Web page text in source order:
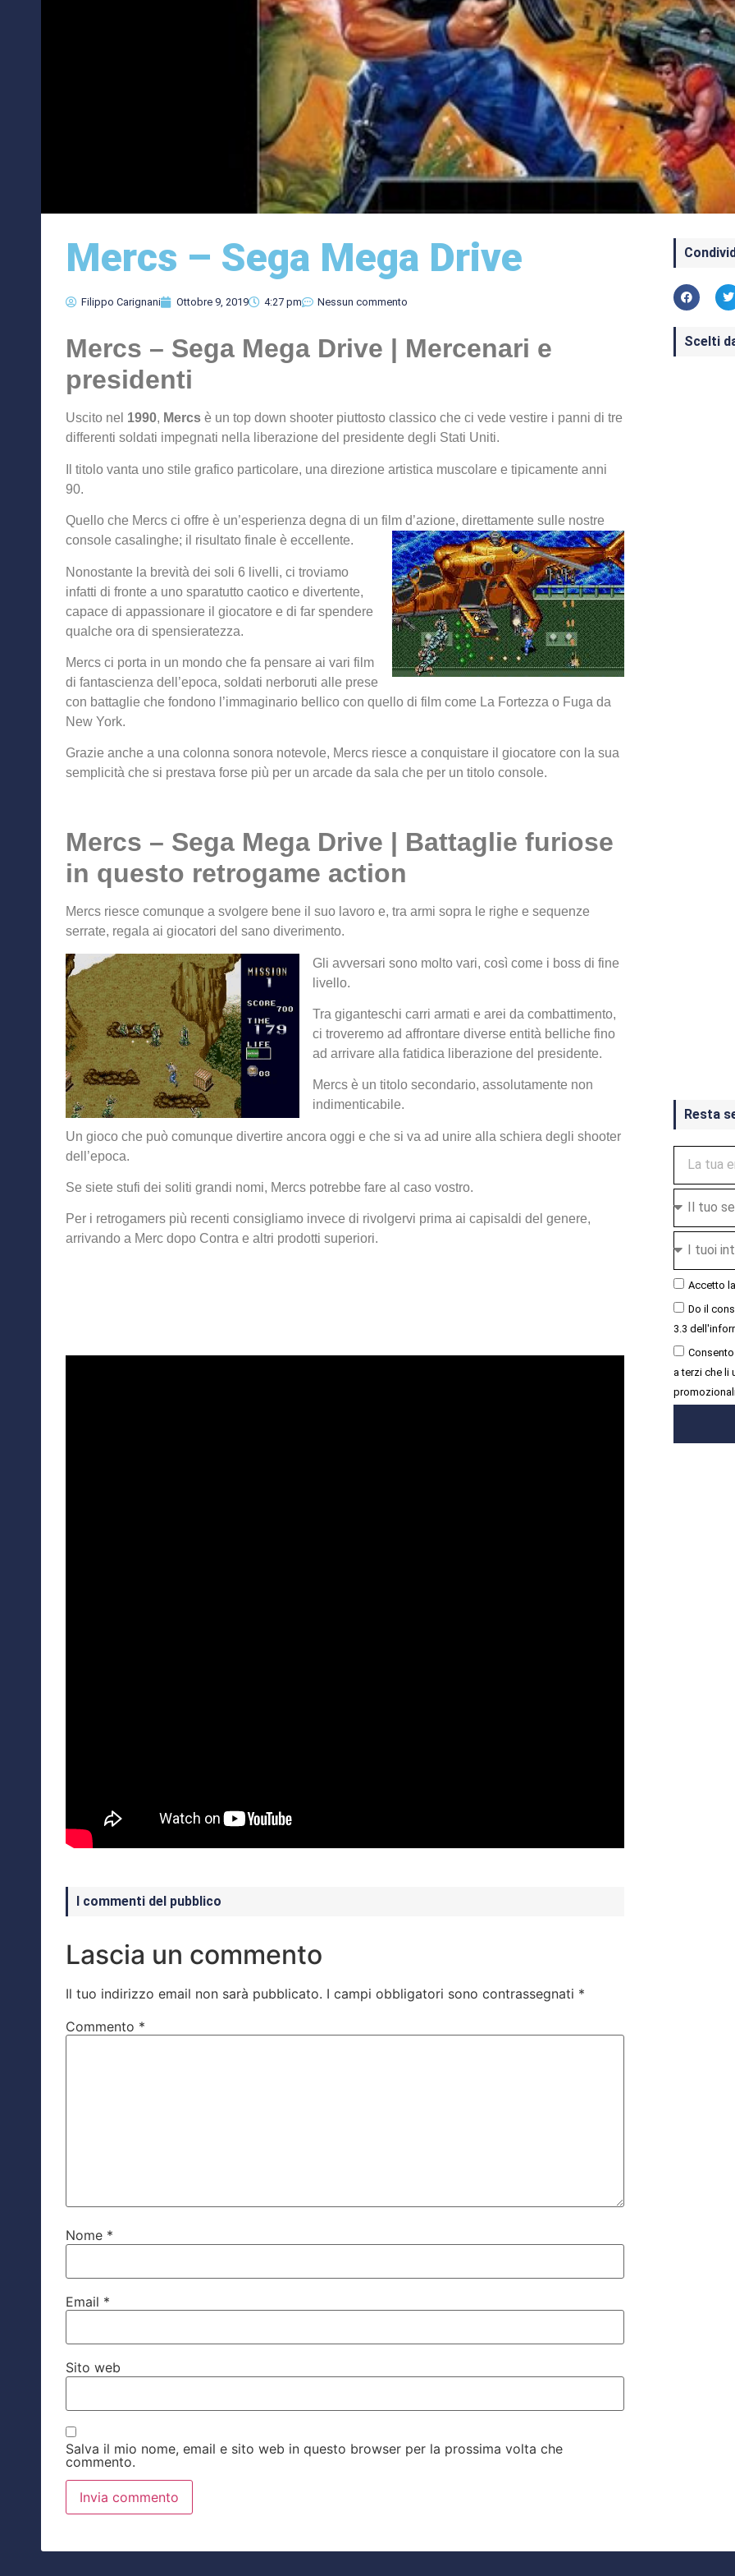
Mercs – Sega Mega Drive
Filippo Carignani Ottobre 9, 2019 4:27 pm Nessun commento
Mercs – Sega Mega Drive | Mercenari e
presidenti
Uscito nel 1990, Mercs è un top down shooter piuttosto classico che ci vede vestire i panni di tre
differenti soldati impegnati nella liberazione del presidente degli Stati Uniti.
Il titolo vanta uno stile grafico particolare, una direzione artistica muscolare e tipicamente anni
90.
Quello che Mercs ci offre è un’esperienza degna di un film d’azione, direttamente sulle nostre
console casalinghe; il risultato finale è eccellente.
Nonostante la brevità dei soli 6 livelli, ci troviamo
infatti di fronte a uno sparatutto caotico e divertente,
capace di appassionare il giocatore e di far spendere
qualche ora di spensieratezza.
Mercs ci porta in un mondo che fa pensare ai vari film
di fantascienza dell’epoca, soldati nerboruti alle prese
con battaglie che fondono l’immaginario bellico con quello di film come La Fortezza o Fuga da
New York.
Grazie anche a una colonna sonora notevole, Mercs riesce a conquistare il giocatore con la sua
semplicità che si prestava forse più per un arcade da sala che per un titolo console.
Mercs – Sega Mega Drive | Battaglie furiose
in questo retrogame action
Mercs riesce comunque a svolgere bene il suo lavoro e, tra armi sopra le righe e sequenze
serrate, regala ai giocatori del sano diverimento.
Gli avversari sono molto vari, così come i boss di fine
livello.
Tra giganteschi carri armati e arei da combattimento,
ci troveremo ad affrontare diverse entità belliche fino
ad arrivare alla fatidica liberazione del presidente.
Mercs è un titolo secondario, assolutamente non
indimenticabile.
Un gioco che può comunque divertire ancora oggi e che si va ad unire alla schiera degli shooter
dell’epoca.
Se siete stufi dei soliti grandi nomi, Mercs potrebbe fare al caso vostro.
Per i retrogamers più recenti consigliamo invece di rivolgervi prima ai capisaldi del genere,
arrivando a Merc dopo Contra e altri prodotti superiori.
I commenti del pubblico
Lascia un commento
Il tuo indirizzo email non sarà pubblicato. I campi obbligatori sono contrassegnati *
Commento *
Nome *
Email *
Sito web
Salva il mio nome, email e sito web in questo browser per la prossima volta che
commento.
Scelti
Resta
Accetto la
Do il
3.3
a terzi che li